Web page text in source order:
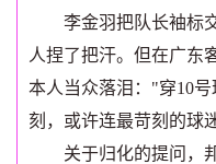
李金羽把队长袖标交
人捏了把汗。但在广东
本人当众落泪："穿10
刻，或许连最苛刻的球
关于归化的提问，邦